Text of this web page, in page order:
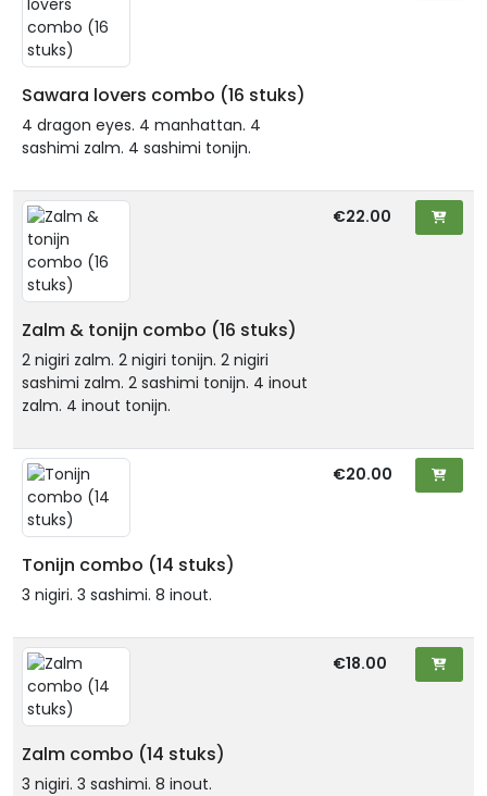
Sawara lovers combo (16 stuks)
4 dragon eyes. 4 manhattan. 4
sashimi zalm. 4 sashimi tonijn.
Zalm & tonijn combo (16 stuks)
2 nigiri zalm. 2 nigiri tonijn. 2 nigiri
sashimi zalm. 2 sashimi tonijn. 4 inout
zalm. 4 inout tonijn.
€22.00
Tonijn combo (14 stuks)
3 nigiri. 3 sashimi. 8 inout.
€20.00
Zalm combo (14 stuks)
3 nigiri. 3 sashimi. 8 inout.
€18.00